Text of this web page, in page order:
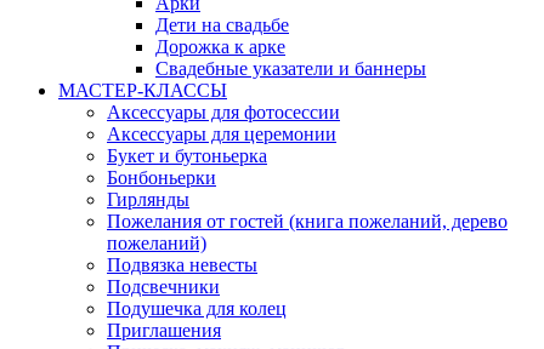
Дети на свадьбе
Дорожка к арке
Свадебные указатели и баннеры
МАСТЕР-КЛАССЫ
Аксессуары для фотосессии
Аксессуары для церемонии
Букет и бутоньерка
Бонбоньерки
Гирлянды
Пожелания от гостей (книга пожеланий, дерево
пожеланий)
Подвязка невесты
Подсвечники
Подушечка для колец
Приглашения